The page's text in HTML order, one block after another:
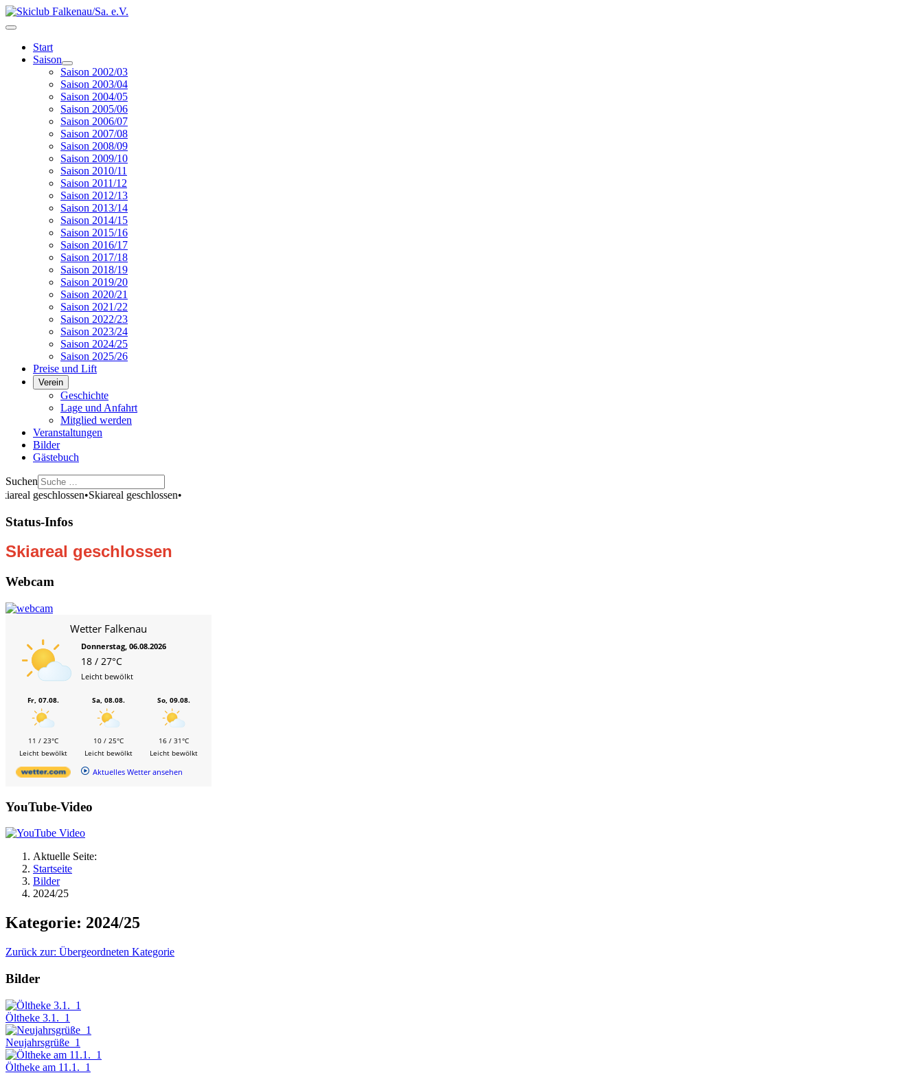
Start
Saison
Saison 2002/03
Saison 2003/04
Saison 2004/05
Saison 2005/06
Saison 2006/07
Saison 2007/08
Saison 2008/09
Saison 2009/10
Saison 2010/11
Saison 2011/12
Saison 2012/13
Saison 2013/14
Saison 2014/15
Saison 2015/16
Saison 2016/17
Saison 2017/18
Saison 2018/19
Saison 2019/20
Saison 2020/21
Saison 2021/22
Saison 2022/23
Saison 2023/24
Saison 2024/25
Saison 2025/26
Preise und Lift
Verein
Geschichte
Lage und Anfahrt
Mitglied werden
Veranstaltungen
Bilder
Gästebuch
Suchen
geschlossen•Skiareal geschlossen•
Status-Infos
Skiareal geschlossen
Webcam
Wetter Falkenau
Donnerstag, 06.08.2026
18 / 27°C
Leicht bewölkt
Fr, 07.08.
11 / 23°C
Leicht bewölkt
Sa, 08.08.
10 / 25°C
Leicht bewölkt
So, 09.08.
16 / 31°C
Leicht bewölkt
Aktuelles Wetter ansehen
YouTube-Video
Aktuelle Seite:
Startseite
Bilder
2024/25
Kategorie: 2024/25
Zurück zur: Übergeordneten Kategorie
Bilder
Öltheke 3.1._1
Neujahrsgrüße_1
Öltheke am 11.1._1